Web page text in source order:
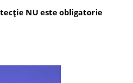
NU este obligatorie